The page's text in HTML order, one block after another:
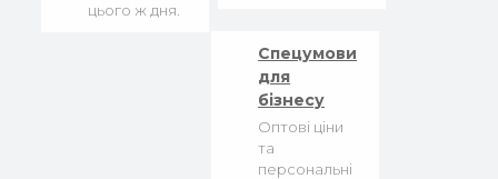
цього ж дня.
Спецумови
для
бізнесу
Оптові ціни
та
персональні